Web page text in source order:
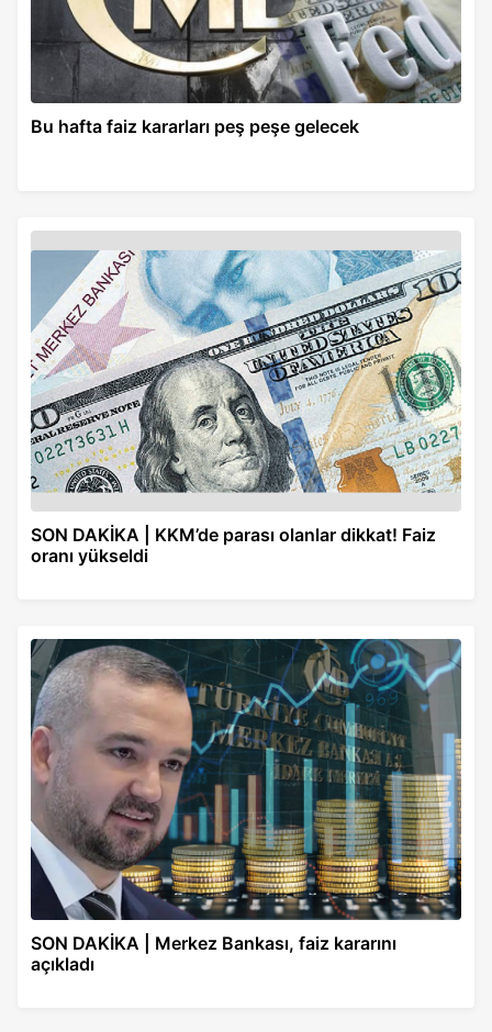
Bu hafta faiz kararları peş peşe gelecek
SON DAKİKA | KKM’de parası olanlar dikkat! Faiz
oranı yükseldi
SON DAKİKA | Merkez Bankası, faiz kararını
açıkladı